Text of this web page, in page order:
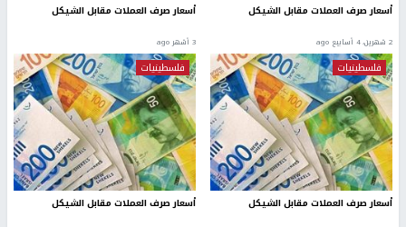
أسعار صرف العملات مقابل الشيكل
2 شهرين، 4 أسابيع ago
أسعار صرف العملات مقابل الشيكل
3 أشهر ago
فلسطينيات
أسعار صرف العملات مقابل الشيكل
فلسطينيات
أسعار صرف العملات مقابل الشيكل